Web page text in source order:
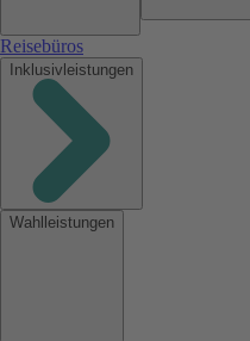
Reisebüros
Inklusivleistungen
Wahlleistungen